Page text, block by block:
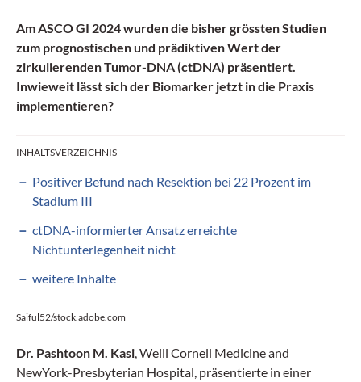
Am ASCO GI 2024 wurden die bisher grössten Studien
zum prognostischen und prädiktiven Wert der
zirkulierenden Tumor-DNA (ctDNA) präsentiert.
Inwieweit lässt sich der Biomarker jetzt in die Praxis
implementieren?
INHALTSVERZEICHNIS
Positiver Befund nach Resektion bei 22 Prozent im
Stadium III
ctDNA-informierter Ansatz erreichte
Nichtunterlegenheit nicht
weitere Inhalte
Saiful52/stock.adobe.com
Dr. Pashtoon M. Kasi , Weill Cornell Medicine and
NewYork-Presbyterian Hospital, präsentierte in einer